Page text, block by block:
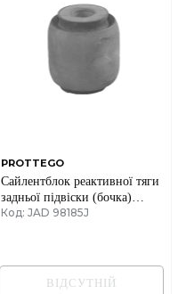
PROTTEGO
Сайлентблок реактивної тяги
задньої підвіски (бочка)
ЛІВИЙ Renault Trafic II + III
Код: JAD 98185J
ВІДСУТНІЙ